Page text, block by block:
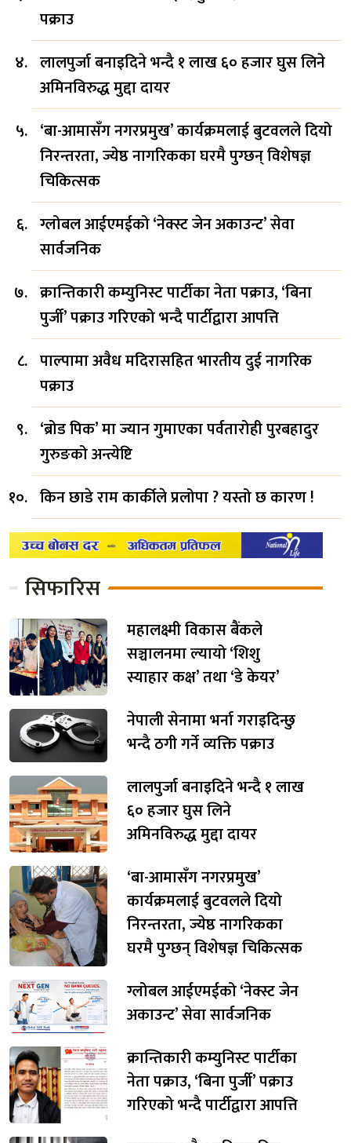
पक्राउ
लालपुर्जा बनाइदिने भन्दै १ लाख ६० हजार घुस लिने
अमिनविरुद्ध मुद्दा दायर
‘बा-आमासँग नगरप्रमुख’ कार्यक्रमलाई बुटवलले दियो
निरन्तरता, ज्येष्ठ नागरिकका घरमै पुग्छन् विशेषज्ञ
चिकित्सक
ग्लोबल आईएमईको ‘नेक्स्ट जेन अकाउन्ट’ सेवा
सार्वजनिक
क्रान्तिकारी कम्युनिस्ट पार्टीका नेता पक्राउ, ‘बिना
पुर्जी’ पक्राउ गरिएको भन्दै पार्टीद्वारा आपत्ति
पाल्पामा अवैध मदिरासहित भारतीय दुई नागरिक
पक्राउ
‘ब्रोड पिक’ मा ज्यान गुमाएका पर्वतारोही पुरबहादुर
गुरुङको अन्त्येष्टि
किन छाडे राम कार्कीले प्रलोपा ? यस्तो छ कारण !
सिफारिस
महालक्ष्मी विकास बैंकले
सञ्चालनमा ल्यायो ‘शिशु
स्याहार कक्ष’ तथा ‘डे केयर’
नेपाली सेनामा भर्ना गराइदिन्छु
भन्दै ठगी गर्ने व्यक्ति पक्राउ
लालपुर्जा बनाइदिने भन्दै १ लाख
६० हजार घुस लिने
अमिनविरुद्ध मुद्दा दायर
‘बा-आमासँग नगरप्रमुख’
कार्यक्रमलाई बुटवलले दियो
निरन्तरता, ज्येष्ठ नागरिकका
घरमै पुग्छन् विशेषज्ञ चिकित्सक
ग्लोबल आईएमईको ‘नेक्स्ट जेन
अकाउन्ट’ सेवा सार्वजनिक
क्रान्तिकारी कम्युनिस्ट पार्टीका
नेता पक्राउ, ‘बिना पुर्जी’ पक्राउ
गरिएको भन्दै पार्टीद्वारा आपत्ति